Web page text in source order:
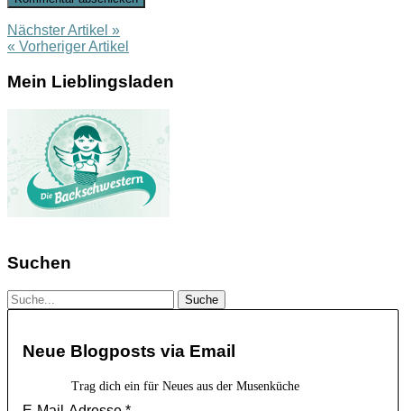
Nächster Artikel »
« Vorheriger Artikel
Mein Lieblingsladen
Suchen
Neue Blogposts via Email
Trag dich ein für Neues aus der Musenküche